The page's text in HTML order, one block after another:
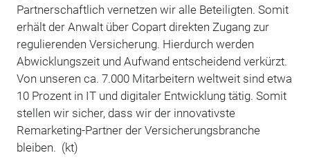
Partnerschaftlich vernetzen wir alle Beteiligten. Somit
erhält der Anwalt über Copart direkten Zugang zur
regulierenden Versicherung. Hierdurch werden
Abwicklungszeit und Aufwand entscheidend verkürzt.
Von unseren ca. 7.000 Mitarbeitern weltweit sind etwa
10 Prozent in IT und digitaler Entwicklung tätig. Somit
stellen wir sicher, dass wir der innovativste
Remarketing-Partner der Versicherungsbranche
bleiben. (kt)